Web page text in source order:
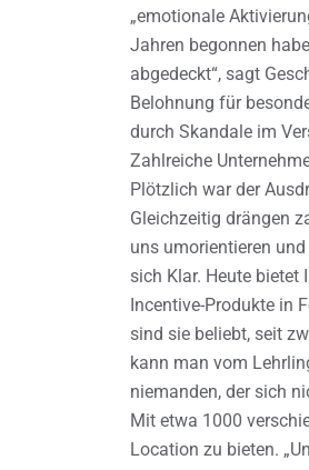
„emotionale
Jahren begonnen
abgedeckt“, sagt
Belohnung für
durch Skandale im
Zahlreiche
Plötzlich war der
Gleichzeitig drängen
uns umorientieren
sich Klar. Heute bietet
Incentive-Produkte in
sind sie beliebt, seit
kann man vom
niemanden, der sich
Mit etwa 1000
Location zu bieten.